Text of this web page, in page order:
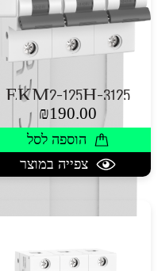
EKM2-125H-3125
₪190.00
הוספה לסל
צפייה במוצר